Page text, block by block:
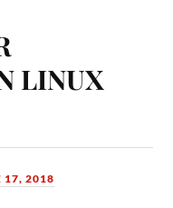
LINUX
17, 2018